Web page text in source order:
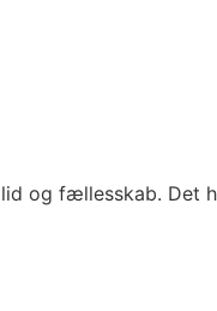
og fællesskab. Det